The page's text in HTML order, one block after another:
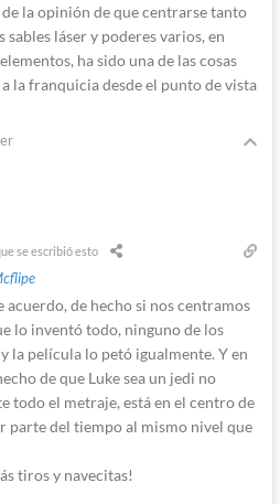
de la opinión de que centrarse tanto
sables láser y poderes varios, en
ha sido una de las cosas
la franquicia desde el punto de vista
se escribió esto
acuerdo, de hecho si nos centramos
lo inventó todo, ninguno de los
la película lo petó igualmente. Y en
de que Luke sea un jedi no
todo el metraje, está en el centro de
parte del tiempo al mismo nivel que
tiros y navecitas!